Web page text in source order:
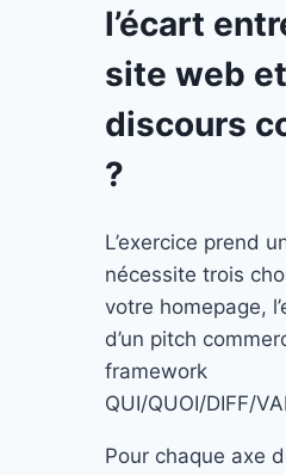
l’écart
site web
discours
?
L’exercice prend
nécessite trois
votre homepage,
d’un pitch
framework
QUI/QUOI/DIFF/
Pour chaque axe